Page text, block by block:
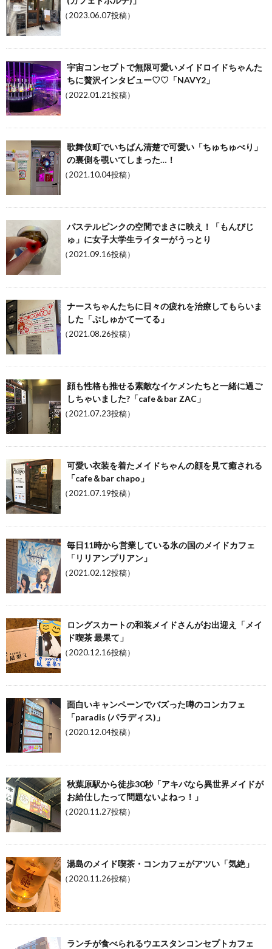
（2023.06.07投稿）
宇宙コンセプトで無限可愛いメイドロイドちゃんた
ちに贅沢インタビュー♡♡「NAVY2」
（2022.01.21投稿）
歌舞伎町でいちばん清楚で可愛い「ちゅちゅべり」
の裏側を覗いてしまった…！
（2021.10.04投稿）
パステルピンクの空間でまさに映え！「もんびじ
ゅ」に女子大学生ライターがうっとり
（2021.09.16投稿）
ナースちゃんたちに日々の疲れを治療してもらいま
した「ぷしゅかてーてる」
（2021.08.26投稿）
顔も性格も推せる素敵なイケメンたちと一緒に過ご
しちゃいました?「cafe＆bar ZAC」
（2021.07.23投稿）
可愛い衣装を着たメイドちゃんの顔を見て癒される
「cafe＆bar chapo」
（2021.07.19投稿）
毎日11時から営業している氷の国のメイドカフェ
「リリアンプリアン」
（2021.02.12投稿）
ロングスカートの和装メイドさんがお出迎え「メイ
ド喫茶 最果て」
（2020.12.16投稿）
面白いキャンペーンでバズった噂のコンカフェ
「paradis (パラディス)」
（2020.12.04投稿）
秋葉原駅から徒歩30秒「アキバなら異世界メイドが
お給仕したって問題ないよねっ！」
（2020.11.27投稿）
湯島のメイド喫茶・コンカフェがアツい「気絶」
（2020.11.26投稿）
ランチが食べられるウエスタンコンセプトカフェ